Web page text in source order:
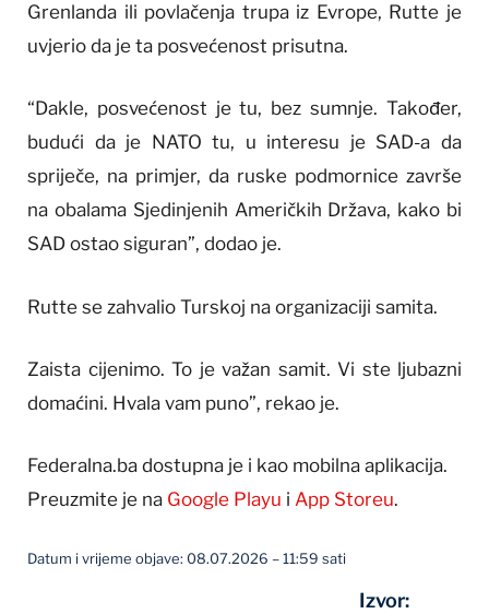
Grenlanda ili povlačenja trupa iz Evrope, Rutte je
uvjerio da je ta posvećenost prisutna.
“Dakle, posvećenost je tu, bez sumnje. Također,
budući da je NATO tu, u interesu je SAD-a da
spriječe, na primjer, da ruske podmornice završe
na obalama Sjedinjenih Američkih Država, kako bi
SAD ostao siguran”, dodao je.
Rutte se zahvalio Turskoj na organizaciji samita.
Zaista cijenimo. To je važan samit. Vi ste ljubazni
domaćini. Hvala vam puno”, rekao je.
Federalna.ba dostupna je i kao mobilna aplikacija.
Preuzmite je na Google Playu i App Storeu.
Datum i vrijeme objave: 08.07.2026 – 11:59 sati
Izvor: